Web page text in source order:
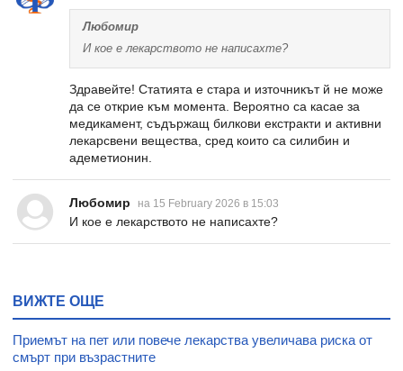
Любомир
И кое е лекарството не написахте?
Здравейте! Статията е стара и източникът й не може
да се открие към момента. Вероятно са касае за
медикамент, съдържащ билкови екстракти и активни
лекарсвени вещества, сред които са силибин и
адеметионин.
Любомир на 15 February 2026 в 15:03
И кое е лекарството не написахте?
ВИЖТЕ ОЩЕ
Приемът на пет или повече лекарства увеличава риска от
смърт при възрастните